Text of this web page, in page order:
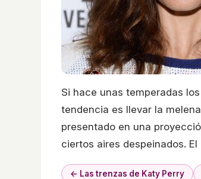
Si hace unas temperadas
tendencia es llevar la
presentado en una
ciertos aires despeinados.
← Las trenzas de Katy Perry